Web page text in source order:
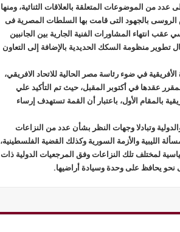
من الموضوعات المتعلقة بالعلاقات الثنائية، ومنها
الروسى بالجهود التى قامت بها السلطات المصرية فى
انتهاء المشاورات الفنية الجارية بين الجانبين
تطوير منظومة السكك الحديدية بالإضافة إلى التعاون
في ضوء رئاسة مصر الحالية للاتحاد الافريقي،
عقدها في أكتوبر المقبل، حيث تم التأكيد علي
بالمقام الأول، باعتبار أن القمة تستهدف إرساء
وتبادلا وجهات النظر بشأن عدد من النزاعات
الليبية والأزمة السورية وكذلك القضية الفلسطينية،
لمختلف تلك النزاعات وفق المرجعيات الدولية ذات
نحو يحافظ على وحدة وسيادة أراضيها.